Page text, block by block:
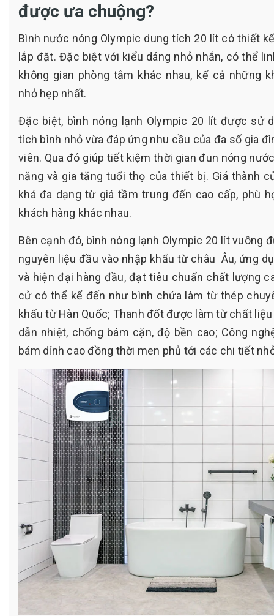
được ưa chuộng?
Bình nước nóng Olympic dung tích 20 lít có thiết
lắp đặt. Đặc biệt với kiểu dáng nhỏ nhắn, có thể
không gian phòng tắm khác nhau, kể cả những
nhỏ hẹp nhất.
Đặc biệt, bình nóng lạnh Olympic 20 lít được sử
tích bình nhỏ vừa đáp ứng nhu cầu của đa số gia
viên. Qua đó giúp tiết kiệm thời gian đun nóng
năng và gia tăng tuổi thọ của thiết bị. Giá thành
khá đa dạng từ giá tầm trung đến cao cấp, phù
khách hàng khác nhau.
Bên cạnh đó, bình nóng lạnh Olympic 20 lít vuông
nguyên liệu đầu vào nhập khẩu từ châu Âu, ứng
và hiện đại hàng đầu, đạt tiêu chuẩn chất lượng
cử có thể kể đến như bình chứa làm từ thép
khẩu từ Hàn Quốc; Thanh đốt được làm từ chất
dẫn nhiệt, chống bám cặn, độ bền cao; Công
bám dính cao đồng thời men phủ tới các chi tiết